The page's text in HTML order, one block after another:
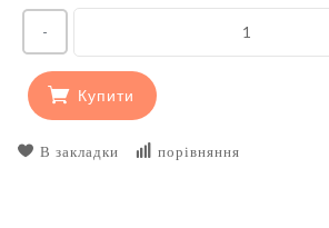
-
Купити
В закладки порівняння